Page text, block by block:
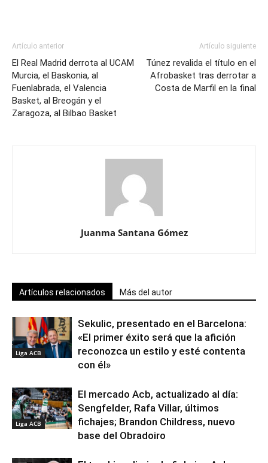
Artículo anterior
El Real Madrid derrota al UCAM
Murcia, el Baskonia, al
Fuenlabrada, el Valencia
Basket, al Breogán y el
Zaragoza, al Bilbao Basket
Artículo siguiente
Túnez revalida el título en el
Afrobasket tras derrotar a
Costa de Marfil en la final
Juanma Santana Gómez
Artículos relacionados Más del autor
Liga ACB
Sekulic, presentado en el Barcelona:
«El primer éxito será que la afición
reconozca un estilo y esté contenta
con él»
Liga ACB
El mercado Acb, actualizado al día:
Sengfelder, Rafa Villar, últimos
fichajes; Brandon Childress, nuevo
base del Obradoiro